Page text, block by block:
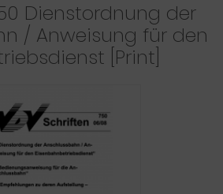
Dienstordnung der
/ Anweisung für den
[Print]